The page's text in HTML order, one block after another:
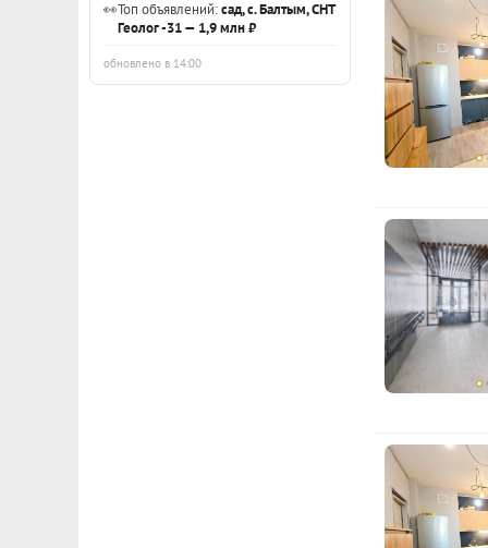
👀Топ объявлений:сад, с. Балтым, СНТ
Геолог -31 — 1,9 млн ₽
обновлено в 14:00
Расчёт по
Показать